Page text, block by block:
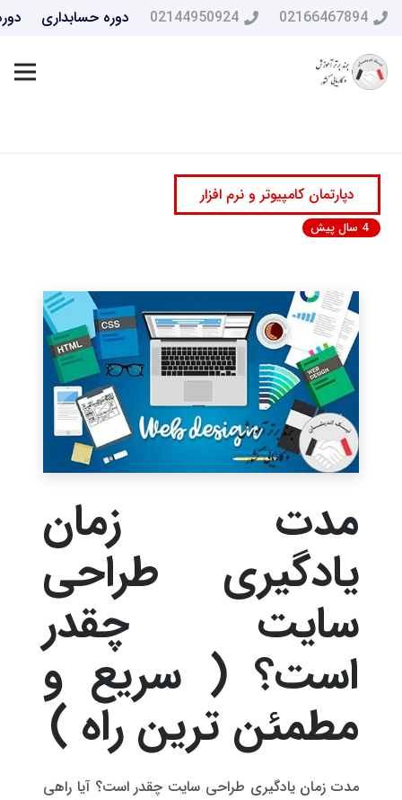
02166467894
02144950924 دوره حسابداری
دپارتمان کامپیوتر و نرم افزار
4 سال پیش
مدت زمان
یادگیری طراحی
سایت چقدر
است؟ ( سریع و
مطمئن ترین راه )
مدت زمان یادگیری طراحی سایت چقدر است؟ آیا راهی